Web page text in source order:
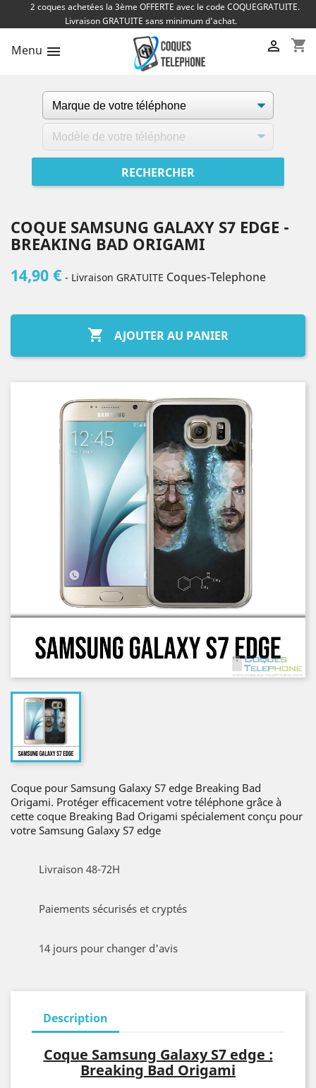
2 coques achetées la 3ème OFFERTE avec le code COQUEGRATUITE.
Livraison GRATUITE sans minimum d'achat.
Menu  shopping_cart

COQUE SAMSUNG GALAXY S7 EDGE -
BREAKING BAD ORIGAMI
14,90 € - Livraison GRATUITE Coques-Telephone
 AJOUTER AU PANIER
Coque pour Samsung Galaxy S7 edge Breaking Bad
Origami. Protéger efficacement votre téléphone grâce à
cette coque Breaking Bad Origami spécialement conçu pour
votre Samsung Galaxy S7 edge
Livraison 48-72H
Paiements sécurisés et cryptés
14 jours pour changer d'avis
Description
Coque Samsung Galaxy S7 edge :
Breaking Bad Origami